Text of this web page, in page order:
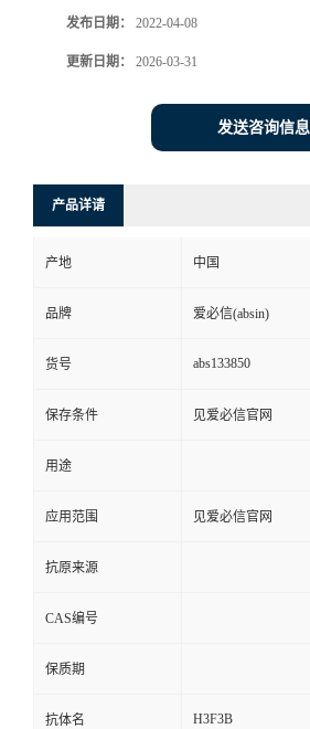
发布日期： 2022-04-08
更新日期： 2026-03-31
发送咨询信息
产品详请
产地 中国
品牌 爱必信(absin)
货号 abs133850
保存条件 见爱必信官网
用途
应用范围 见爱必信官网
抗原来源
CAS编号
保质期
抗体名 H3F3B